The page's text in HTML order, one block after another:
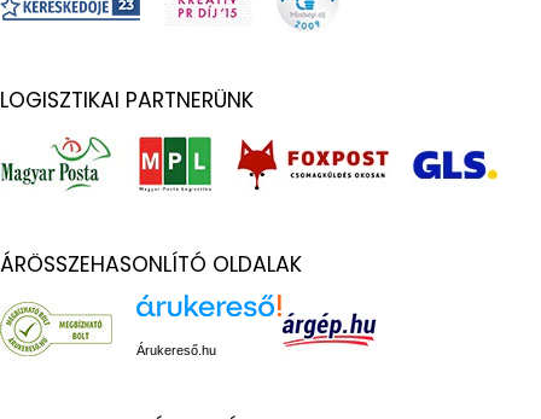
LOGISZTIKAI PARTNERÜNK
ÁRÖSSZEHASONLÍTÓ OLDALAK
Árukereső.hu